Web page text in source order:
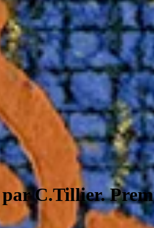
C.Tillier.